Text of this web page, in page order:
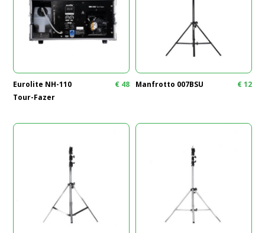
Eurolite NH-110
Tour-Fazer
€ 48 Manfrotto 007BSU €12